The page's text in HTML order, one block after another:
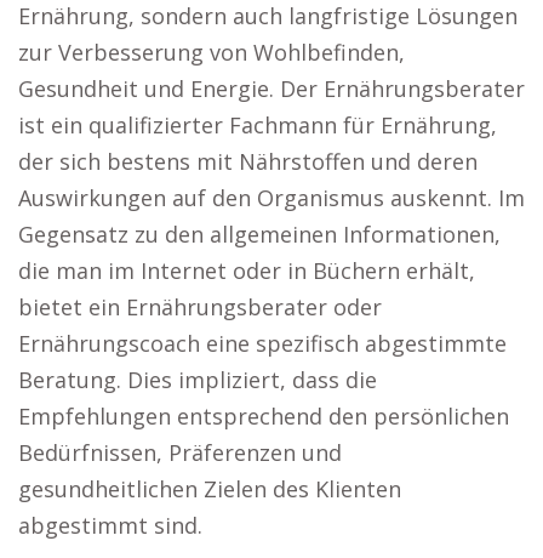
Ernährung, sondern auch langfristige Lösungen
zur Verbesserung von Wohlbefinden,
Gesundheit und Energie. Der Ernährungsberater
ist ein qualifizierter Fachmann für Ernährung,
der sich bestens mit Nährstoffen und deren
Auswirkungen auf den Organismus auskennt. Im
Gegensatz zu den allgemeinen Informationen,
die man im Internet oder in Büchern erhält,
bietet ein Ernährungsberater oder
Ernährungscoach eine spezifisch abgestimmte
Beratung. Dies impliziert, dass die
Empfehlungen entsprechend den persönlichen
Bedürfnissen, Präferenzen und
gesundheitlichen Zielen des Klienten
abgestimmt sind.